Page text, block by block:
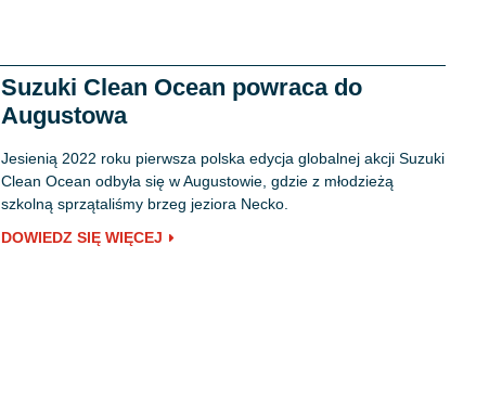
Suzuki Clean Ocean powraca do
Augustowa
Jesienią 2022 roku pierwsza polska edycja globalnej akcji Suzuki
Clean Ocean odbyła się w Augustowie, gdzie z młodzieżą
szkolną sprzątaliśmy brzeg jeziora Necko.
DOWIEDZ SIĘ WIĘCEJ